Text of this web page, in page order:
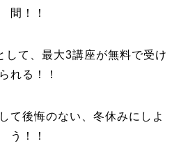
間！！
して、最大3講座が無料で受け
られる！！
て後悔のない、冬休みにしよ
う！！